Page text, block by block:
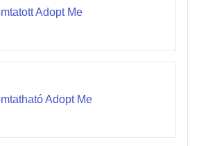
Adopt Me
Adopt Me